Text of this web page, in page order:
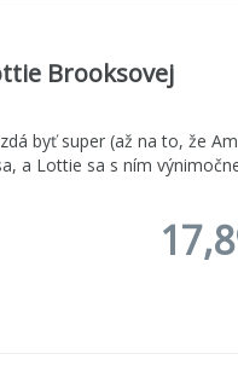
Brooksovej
byť super (až na to, že
a Lottie sa s ním